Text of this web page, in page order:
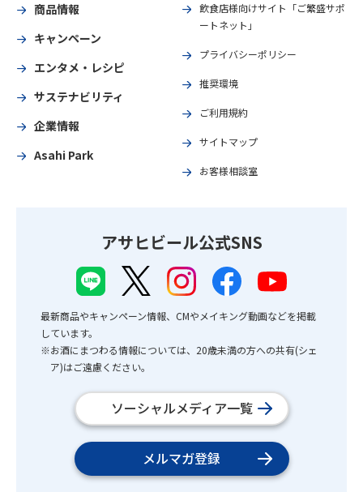
商品情報
キャンペーン
エンタメ・レシピ
サステナビリティ
企業情報
Asahi Park
飲食店様向けサイト「ご繁盛サポ
ートネット」
プライバシーポリシー
推奨環境
ご利用規約
サイトマップ
お客様相談室
アサヒビール公式SNS
最新商品やキャンペーン情報、CMやメイキング動画などを掲載
しています。
※お酒にまつわる情報については、20歳未満の方への共有(シェ
ア)はご遠慮ください。
ソーシャルメディア一覧
メルマガ登録